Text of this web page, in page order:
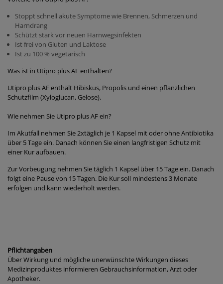
Stoppt schnell akute Symptome wie Brennen, Schmerzen und
Harndrang
Schützt stark vor neuen Harnwegsinfekten
Ist frei von Gluten und Laktose
Ist zu 100 % vegetarisch
Was ist in Utipro plus AF enthalten?
Utipro plus AF enthält Hibiskus, Propolis und einen pflanzlichen
Schutzfilm (Xyloglucan, Gelose).
Wie nehmen Sie Utipro plus AF ein?
Im Akutfall nehmen Sie 2xtäglich je 1 Kapsel mit oder ohne Antibiotika
über 5 Tage ein. Danach können Sie einen langfristigen Schutz mit
einer Kur aufbauen.
Zur Vorbeugung nehmen Sie täglich 1 Kapsel über 15 Tage ein. Danach
folgt eine Pause von 15 Tagen. Die Kur soll mindestens 3 Monate
erfolgen und kann wiederholt werden.
Pflichtangaben
Über Wirkung und mögliche unerwünschte Wirkungen dieses
Medizinproduktes informieren Gebrauchsinformation, Arzt oder
Apotheker.